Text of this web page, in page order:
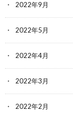
2022年9月
2022年5月
2022年4月
2022年3月
2022年2月